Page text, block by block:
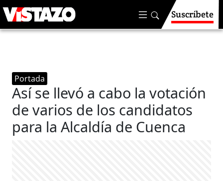
Suscríbete
Portada
Así se llevó a cabo la votación
de varios de los candidatos
para la Alcaldía de Cuenca